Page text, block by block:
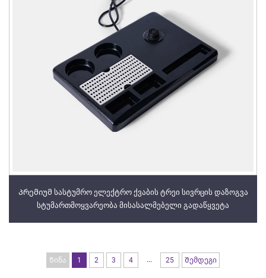
Პრემიუმ სასტუმრო ელექტრო ქვაბის ტრეი სივრცის დაზოგვა
სტუმართმოყვარეობა მისასალმებელი გადაწყვეტა
Წინა 1 2 3 4 ... 25 Შემდეგი